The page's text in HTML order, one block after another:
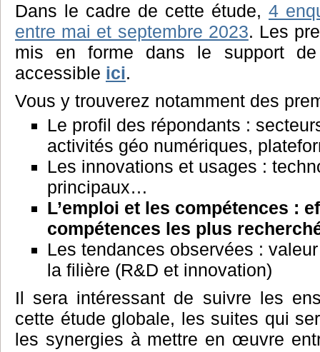
Dans le cadre de cette étude, 4
entre mai et septembre 2023. Les
mis en forme dans le support
accessible ici.
Vous y trouverez notamment des
Le profil des répondants :
activités géo numériques,
Les innovations et usages :
principaux…
L’emploi et les compétences :
compétences les plus
Les tendances observées :
la filière (R&D et innovation)
Il sera intéressant de suivre les
cette étude globale, les suites qui
les synergies à mettre en œuvre